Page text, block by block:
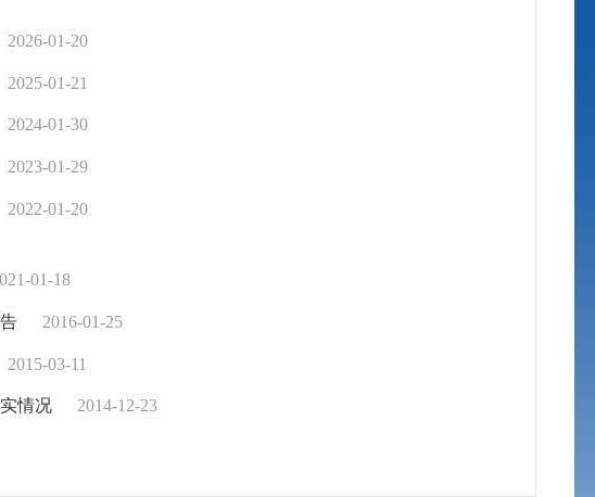
2026-01-20
2025-01-21
2024-01-30
2023-01-29
2022-01-20
01-18
2016-01-25
2015-03-11
情况 2014-12-23